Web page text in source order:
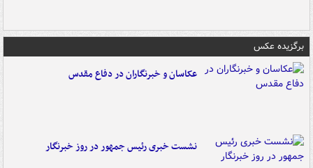
برگزیده عکس
عکاسان و خبرنگاران در دفاع مقدس
نشست خبری رئیس جمهور در روز خبرنگار